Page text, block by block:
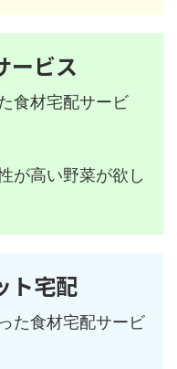
ービス
食材宅配サービ
が高い野菜が欲し
ト宅配
た食材宅配サービ